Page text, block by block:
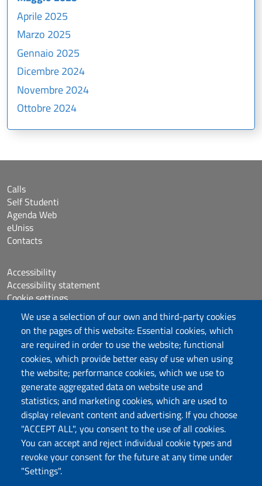
We use a selection of our own and third-party cookies
on the pages of this website: Essential cookies, which
are required in order to use the website; functional
cookies, which provide better easy of use when using
the website; performance cookies, which we use to
generate aggregated data on website use and
statistics; and marketing cookies, which are used to
display relevant content and advertising. If you choose
"ACCEPT ALL", you consent to the use of all cookies.
You can accept and reject individual cookie types and
revoke your consent for the future at any time under
"Settings".
Aprile 2025
Marzo 2025
Gennaio 2025
Dicembre 2024
Novembre 2024
Ottobre 2024
DADU – Dipartimento di Architettura, Design e
Urbanistica
Università degli Studi di Sassari
Palazzo del Pou Salit – Piazza Duomo,
6- 07041 Alghero
dip.architettura.design.urbanistica@pec.uniss.it
Calls
Self Studenti
Agenda Web
eUniss
Contacts
Accessibility
Accessibility statement
Cookie settings
Sitemap
Protocollo
Follow us